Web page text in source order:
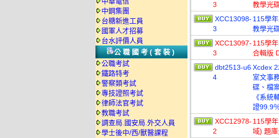
中鋼集團
台糖新進工員
國軍人才招募
台水評價人員
公職國考(套裝)
公職考試
鐵路特考
警察類考試
專技證照考試
律師法官考試
教職考試
調查局.國安局.外交人員
學士後中/西/獸醫課程
3
教學光
XCC13098-
3
115學
教學光
XCC13097-
3
115學
合輯版
dbt2513-u6
4
Xcdex
室文事
碟、檔
《系統
證99.9
XCC12978-
2
115學
域) 題